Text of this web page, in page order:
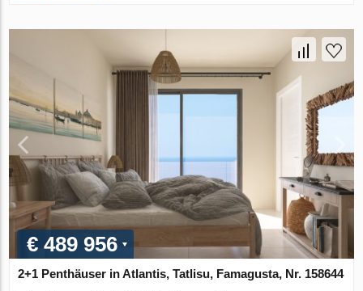
€ 489 956
2+1 Penthäuser in Atlantis, Tatlisu, Famagusta, Nr. 158644